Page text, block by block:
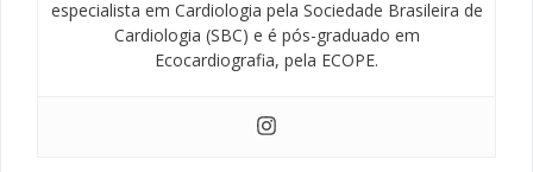
especialista em Cardiologia pela Sociedade Brasileira de
Cardiologia (SBC) e é pós-graduado em
Ecocardiografia, pela ECOPE.